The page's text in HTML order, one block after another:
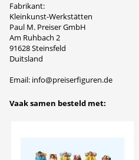
Fabrikant:
Kleinkunst-Werkstätten
Paul M. Preiser GmbH
Am Ruhbach 2
91628 Steinsfeld
Duitsland
Email: info@preiserfiguren.de
Vaak samen besteld met: